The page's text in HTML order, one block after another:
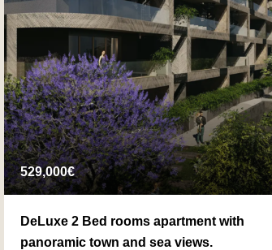
529,000€
DeLuxe 2 Bed rooms apartment with
panoramic town and sea views.